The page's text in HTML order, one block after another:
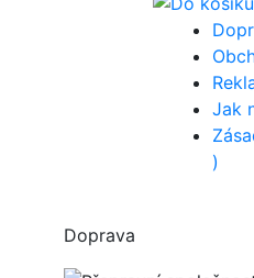
Jak
)
Doprava